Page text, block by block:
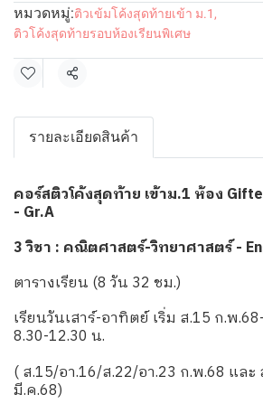
หมวดหมู่:ติวเข้มโค้งสุดท้ายเข้า ม.1 ,
ติวโค้งสุดท้ายรอบห้องเรียนพิเศษ
แชร์
รายละเอียดสินค้า
คอร์สติวโค้งสุดท้าย เข้าม.1 ห้อง
- Gr.A
3 วิชา : คณิตศาสตร์-วิทยาศาสตร์ -
ตารางเรียน (8 วัน 32 ชม.)
เรียนวันเสาร์-อาทิตย์ เริ่ม ส.15 ก.พ
8.30-12.30 น.
( ส.15/อา.16/ส.22/อา.23 ก.พ.68 และ
มี.ค.68)